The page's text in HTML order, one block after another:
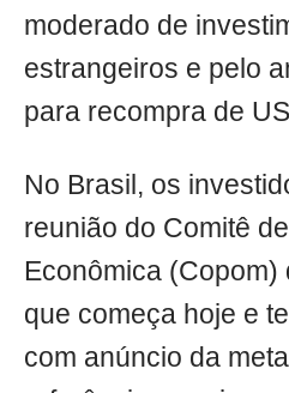
moderado de
estrangeiros e pelo
para recompra de
No Brasil, os
reunião do Comitê
Econômica
que começa hoje e
com anúncio da